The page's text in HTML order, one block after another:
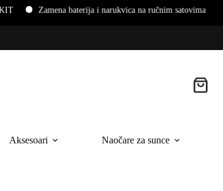
Zamena baterija i narukvica na ručnim satovima
Aksesoari Naočare za sunce